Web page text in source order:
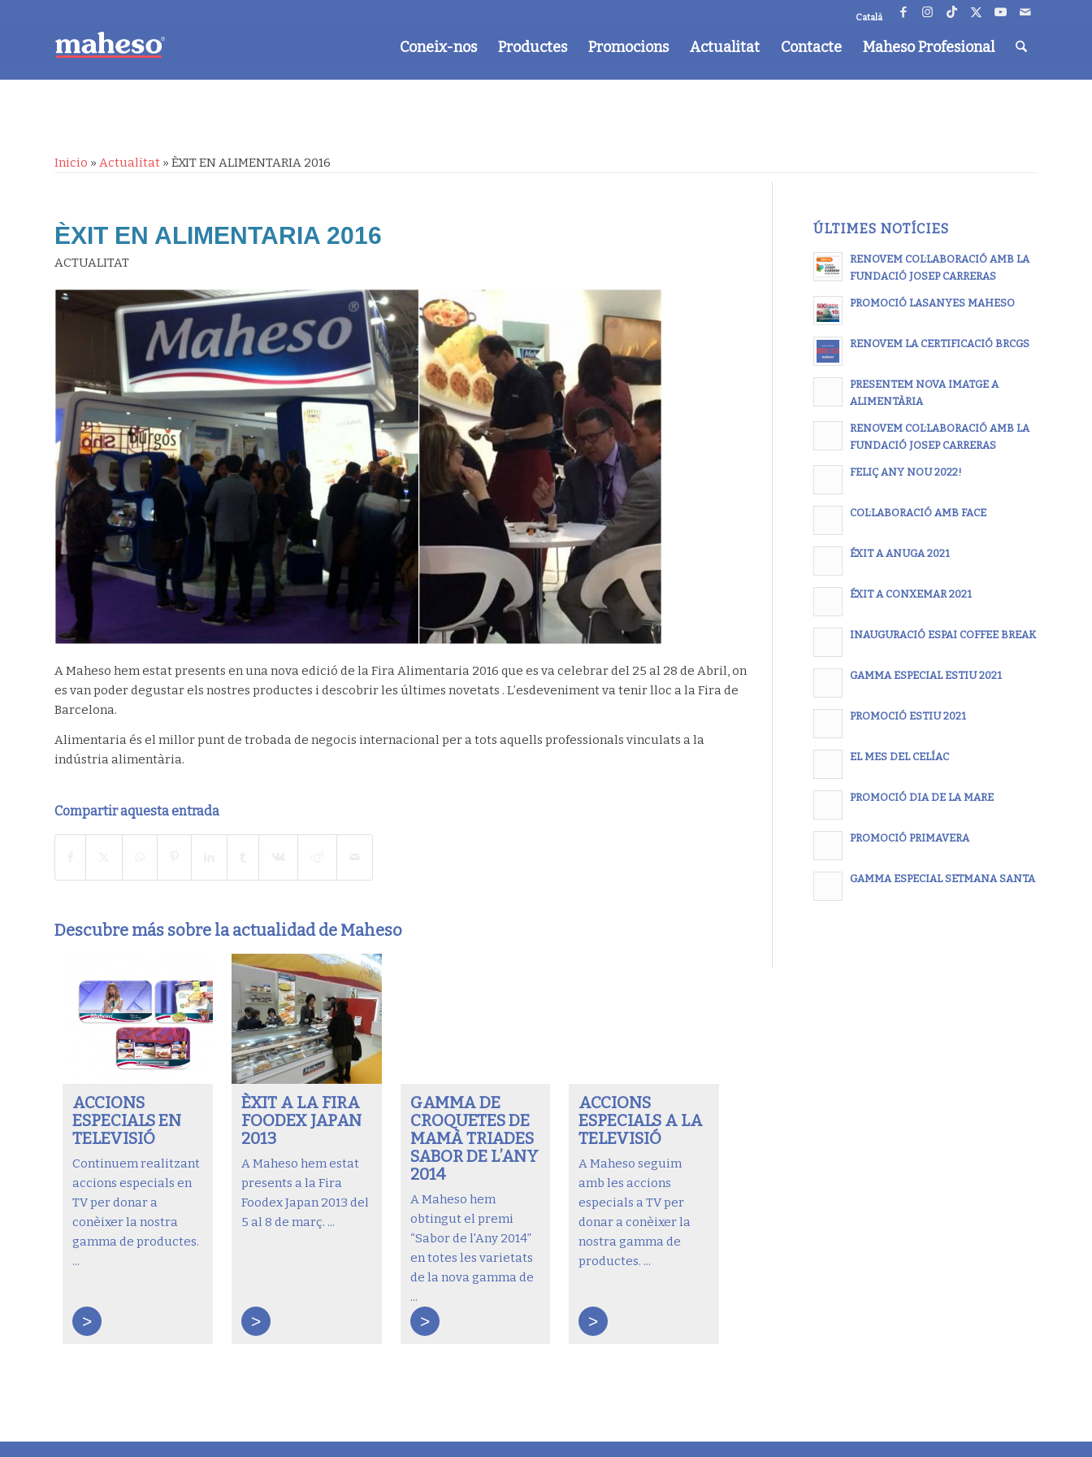
Català
Coneix-nos Productes Promocions Actualitat Contacte Maheso Profesional
Inicio » Actualitat » ÈXIT EN ALIMENTARIA 2016
ÈXIT EN ALIMENTARIA 2016
ACTUALITAT
A Maheso hem estat presents en una nova edició de la Fira Alimentaria 2016 que es va celebrar del 25 al 28 de Abril, on
es van poder degustar els nostres productes i descobrir les últimes novetats . L’esdeveniment va tenir lloc a la Fira de
Barcelona.
Alimentaria és el millor punt de trobada de negocis internacional per a tots aquells professionals vinculats a la
indústria alimentària.
Compartir aquesta entrada
Descubre más sobre la actualidad de Maheso
ACCIONS
ESPECIALS EN
TELEVISIÓ
Continuem realitzant
accions especials en
TV per donar a
conèixer la nostra
gamma de productes.
...
>
ÈXIT A LA FIRA
FOODEX JAPAN
2013
A Maheso hem estat
presents a la Fira
Foodex Japan 2013 del
5 al 8 de març. ...
>
GAMMA DE
CROQUETES DE
MAMÀ TRIADES
SABOR DE L’ANY
2014
A Maheso hem
obtingut el premi
“Sabor de l'Any 2014”
en totes les varietats
de la nova gamma de
...
>
ACCIONS
ESPECIALS A LA
TELEVISIÓ
A Maheso seguim
amb les accions
especials a TV per
donar a conèixer la
nostra gamma de
productes. ...
>
ÚLTIMES NOTÍCIES
RENOVEM COL·LABORACIÓ AMB LA
FUNDACIÓ JOSEP CARRERAS
PROMOCIÓ LASANYES MAHESO
RENOVEM LA CERTIFICACIÓ BRCGS
PRESENTEM NOVA IMATGE A
ALIMENTÀRIA
RENOVEM COL·LABORACIÓ AMB LA
FUNDACIÓ JOSEP CARRERAS
FELIÇ ANY NOU 2022!
COL·LABORACIÓ AMB FACE
ÉXIT A ANUGA 2021
ÉXIT A CONXEMAR 2021
INAUGURACIÓ ESPAI COFFEE BREAK
GAMMA ESPECIAL ESTIU 2021
PROMOCIÓ ESTIU 2021
EL MES DEL CELÍAC
PROMOCIÓ DIA DE LA MARE
PROMOCIÓ PRIMAVERA
GAMMA ESPECIAL SETMANA SANTA